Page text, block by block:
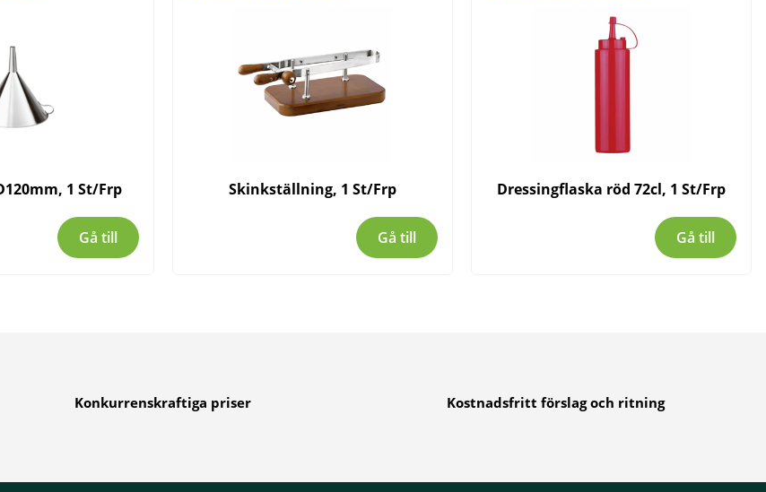
1 St/Frp
Gå till
Skinkställning, 1 St/Frp
Gå till
Dressingflaska röd 72cl, 1 St/Frp
Gå till
Konkurrenskraftiga priser Kostnadsfritt förslag och ritning